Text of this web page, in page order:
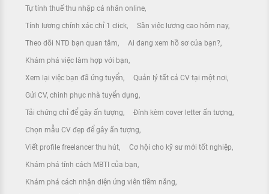
Tự tính thuế thu nhập cá nhân online
Tính lương chính xác chỉ 1 click Săn việc lương cao hôm nay
Theo dõi NTD bạn quan tâm Ai đang xem hồ sơ của bạn?
Khám phá việc làm hợp với bạn
Xem lại việc bạn đã ứng tuyển Quản lý tất cả CV tại một nơi
Gửi CV, chinh phục nhà tuyển dụng
Tải chứng chỉ để gây ấn tượng Đính kèm cover letter ấn tượng
Chọn mẫu CV đẹp để gây ấn tượng
Viết profile freelancer thu hút Cơ hội cho kỹ sư mới tốt nghiệp
Khám phá tính cách MBTI của bạn
Khám phá cách nhận diện ứng viên tiềm năng